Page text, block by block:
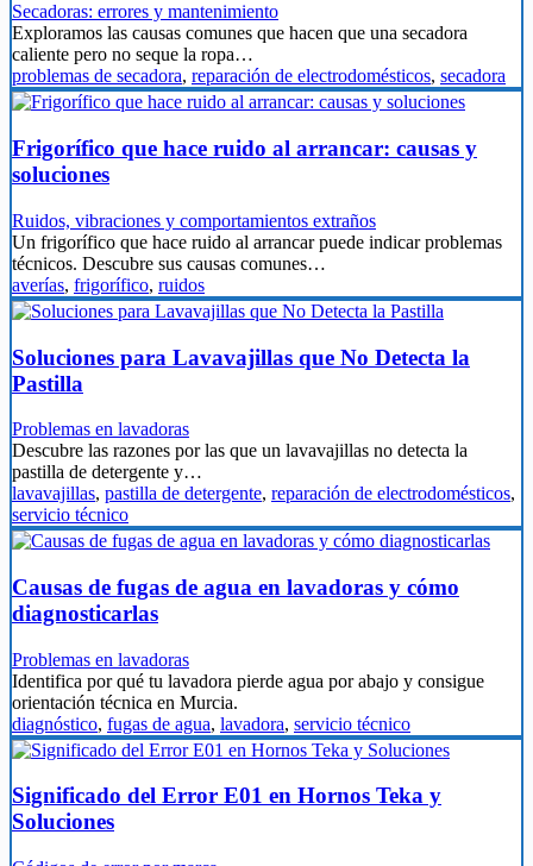
Secadoras: errores y mantenimiento
Exploramos las causas comunes que hacen que una secadora
caliente pero no seque la ropa…
problemas de secadora, reparación de electrodomésticos, secadora
Frigorífico que hace ruido al arrancar: causas y
soluciones
Ruidos, vibraciones y comportamientos extraños
Un frigorífico que hace ruido al arrancar puede indicar problemas
técnicos. Descubre sus causas comunes…
averías, frigorífico, ruidos
Soluciones para Lavavajillas que No Detecta la
Pastilla
Problemas en lavadoras
Descubre las razones por las que un lavavajillas no detecta la
pastilla de detergente y…
lavavajillas, pastilla de detergente, reparación de electrodomésticos,
servicio técnico
Causas de fugas de agua en lavadoras y cómo
diagnosticarlas
Problemas en lavadoras
Identifica por qué tu lavadora pierde agua por abajo y consigue
orientación técnica en Murcia.
diagnóstico, fugas de agua, lavadora, servicio técnico
Significado del Error E01 en Hornos Teka y
Soluciones